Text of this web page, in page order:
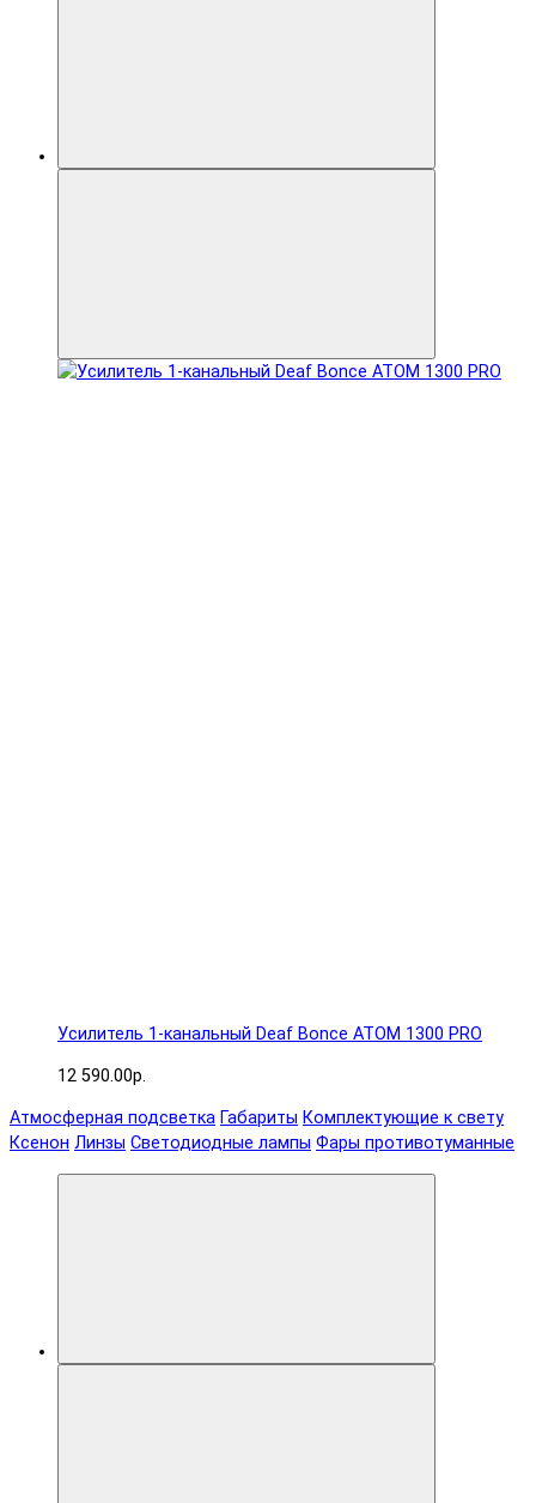
Усилитель 1-канальный Deaf Bonce ATOM 1300 PRO
12 590.00р.
Атмосферная подсветка Габариты Комплектующие к свету
Ксенон Линзы Светодиодные лампы Фары противотуманные